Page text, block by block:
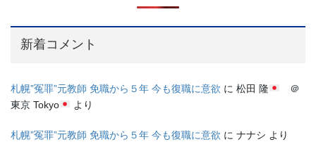
新着コメント
札幌”冤罪”元教師 免職から５年 今も復職に意欲 に 松田 隆
＠
東京 Tokyo
より
札幌”冤罪”元教師 免職から５年 今も復職に意欲 に ナナシ より